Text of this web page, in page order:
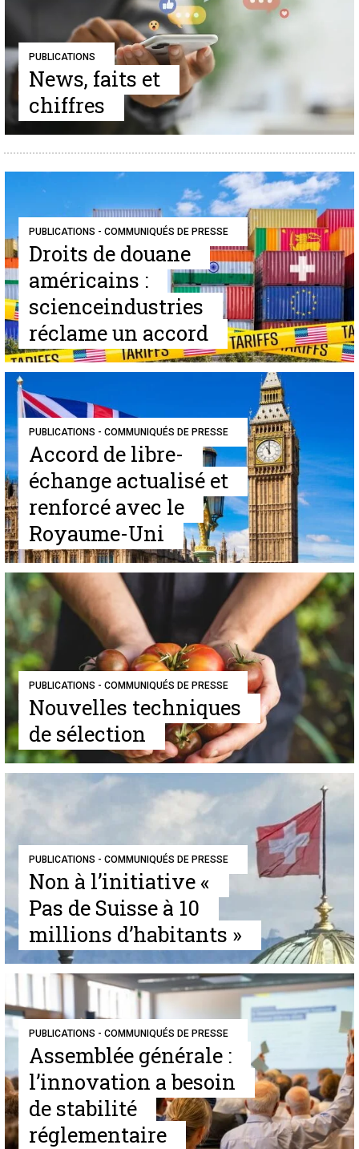
PUBLICATIONS
News, faits et
chiffres
PUBLICATIONS - COMMUNIQUÉS DE PRESSE
Droits de douane
américains :
scienceindustries
réclame un accord
PUBLICATIONS - COMMUNIQUÉS DE PRESSE
Accord de libre-
échange actualisé et
renforcé avec le
Royaume-Uni
PUBLICATIONS - COMMUNIQUÉS DE PRESSE
Nouvelles techniques
de sélection
PUBLICATIONS - COMMUNIQUÉS DE PRESSE
Non à l’initiative «
Pas de Suisse à 10
millions d’habitants »
PUBLICATIONS - COMMUNIQUÉS DE PRESSE
Assemblée générale :
l’innovation a besoin
de stabilité
réglementaire